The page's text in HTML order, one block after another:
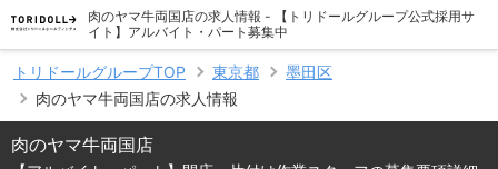
肉のヤマ牛両国店の求人情報 - 【トリドールグループ公式採用サ
イト】アルバイト・パート募集中
トリドールグループTOP 東京都
墨田区
肉のヤマ牛両国店の求人情報
肉のヤマ牛両国店